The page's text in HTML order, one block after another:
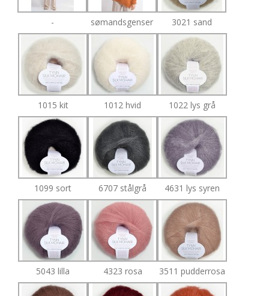
- sømandsgenser 3021 sand
1015 kit 1012 hvid 1022 lys grå
1099 sort 6707 stålgrå 4631 lys syren
5043 lilla 4323 rosa 3511 pudderrosa